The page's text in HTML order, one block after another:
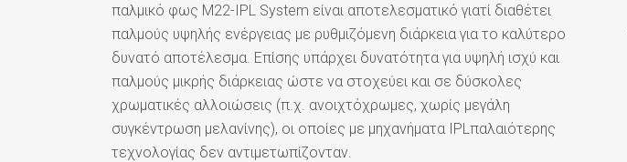
παλμικό φως Μ22-IPL System είναι αποτελεσματικό γιατί διαθέτει
παλμούς υψηλής ενέργειας με ρυθμιζόμενη διάρκεια για το καλύτερο
δυνατό αποτέλεσμα. Επίσης υπάρχει δυνατότητα για υψηλή ισχύ και
παλμούς μικρής διάρκειας ώστε να στοχεύει και σε δύσκολες
χρωματικές αλλοιώσεις (π.χ. ανοιχτόχρωμες, χωρίς μεγάλη
συγκέντρωση μελανίνης), οι οποίες με μηχανήματα IPLπαλαιότερης
τεχνολογίας δεν αντιμετωπίζονταν.